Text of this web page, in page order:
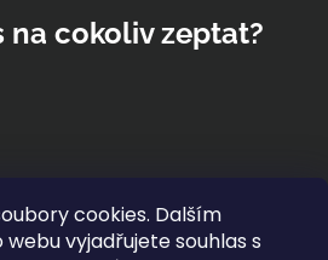
cookies. Dalším
vyjadřujete souhlas s
na cokoliv zeptat?